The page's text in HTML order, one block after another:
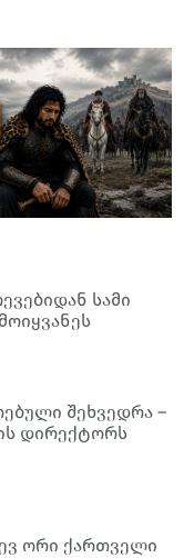
სამი
შეხვედრა –
დირექტორს
ორი ქართველი